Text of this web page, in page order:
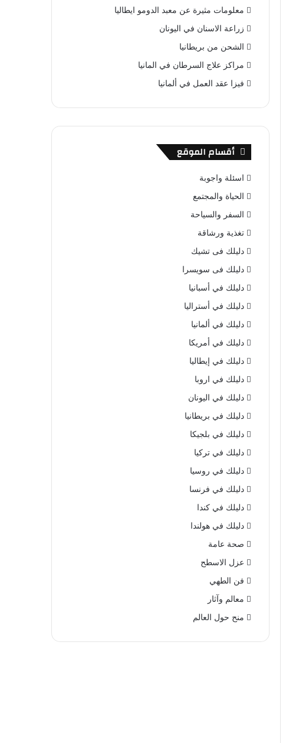
معلومات مثيرة عن معبد الدومو ايطاليا
زراعة الاسنان في اليونان
الشحن من بريطانيا
مراكز علاج السرطان في المانيا
فيزا عقد العمل في ألمانيا
أقسام الموقع
اسئلة واجوبة
الحياة والمجتمع
السفر والسياحة
تغذية ورشاقة
دليلك فى تشيك
دليلك فى سويسرا
دليلك في أسبانيا
دليلك في أستراليا
دليلك في ألمانيا
دليلك في أمريكا
دليلك في إيطاليا
دليلك في اروبا
دليلك في اليونان
دليلك في بريطانيا
دليلك في بلجيكا
دليلك في تركيا
دليلك في روسيا
دليلك في فرنسا
دليلك في كندا
دليلك في هولندا
صحة عامة
عزل الاسطح
فن الطهي
معالم وآثار
منح حول العالم